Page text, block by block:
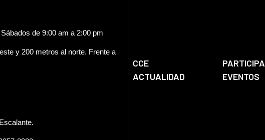
de 9:00 am a 2:00 pm
y 200 metros al norte. Frente a
CCE PARTICIPA
ACTUALIDAD
EVENTOS